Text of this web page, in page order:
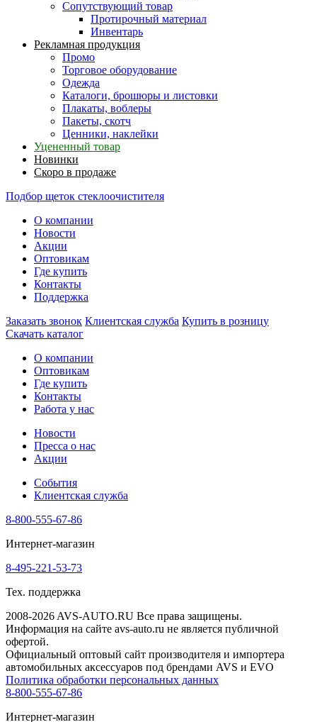
Сопутствующий товар
Протирочный материал
Инвентарь
Рекламная продукция
Промо
Торговое оборудование
Одежда
Каталоги, брошюры и листовки
Плакаты, воблеры
Пакеты, скотч
Ценники, наклейки
Уцененный товар
Новинки
Скоро в продаже
Подбор щеток стеклоочистителя
О компании
Новости
Акции
Оптовикам
Где купить
Контакты
Поддержка
Заказать звонок Клиентская служба Купить в розницу
Скачать каталог
О компании
Оптовикам
Где купить
Контакты
Работа у нас
Новости
Пресса о нас
Акции
События
Клиентская служба
8-800-555-67-86
Интернет-магазин
8-495-221-53-73
Тех. поддержка
2008-2026 AVS-AUTO.RU Все права защищены.
Информация на сайте avs-auto.ru не является публичной
офертой.
Официальный оптовый сайт производителя и импортера
автомобильных аксессуаров под брендами AVS и EVO
Политика обработки персональных данных
8-800-555-67-86
Интернет-магазин